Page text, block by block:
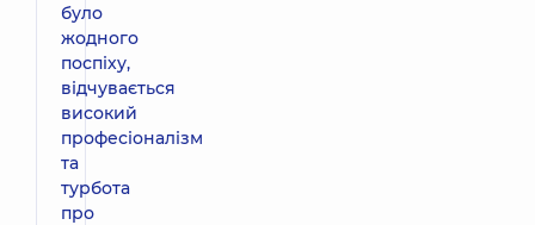
було
жодного
поспіху,
відчувається
високий
професіоналізм
та
турбота
про